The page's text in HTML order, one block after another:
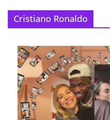
Cristiano Ronaldo